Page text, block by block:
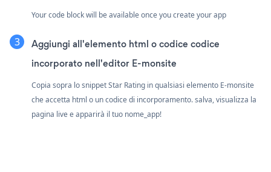
Your code block will be available once you create your app
Aggiungi all'elemento html o codice codice
incorporato nell'editor E-monsite
Copia sopra lo snippet Star Rating in qualsiasi elemento E-monsite
che accetta html o un codice di incorporamento. salva, visualizza la
pagina live e apparirà il tuo nome_app!